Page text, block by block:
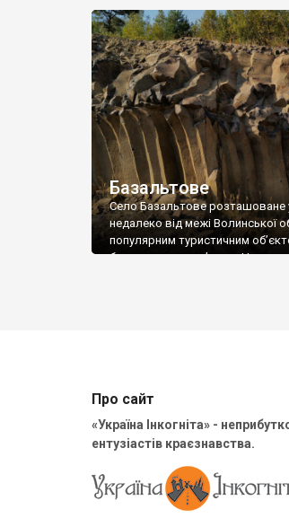
Базальтове
Село Базальтове розташоване
недалеко від межі Волинської
популярним туристичним
базальтовим кар’єрам.
Про сайт
«Україна Інкогніта» -
ентузіастів краєзнавства.